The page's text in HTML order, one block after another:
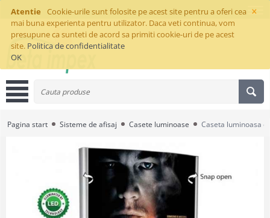
×
Atentie
Cookie-urile sunt folosite pe acest site pentru a oferi cea
mai buna experienta pentru utilizator. Daca veti continua, vom
presupune ca sunteti de acord sa primiti cookie-uri de pe acest
site. Politica de confidentialitate
OK
Pagina start Sisteme de afisaj Casete luminoase Caseta luminoasa